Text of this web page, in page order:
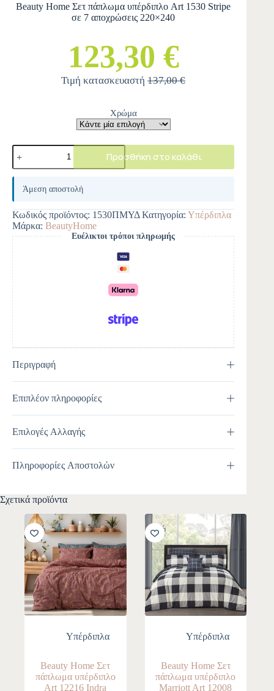
Beauty Home Σετ πάπλωμα υπέρδιπλο Art 1530 Stripe
σε 7 αποχρώσεις 220×240
123,30 €
Τιμή κατασκευαστή137,00 €
Χρώμα
Προσθήκη στο καλάθι
A
e
r
n
a
t
i
v
e
:
Άμεση αποστολή
Κωδικός προϊόντος: 1530ΠΜΥΔ Κατηγορία: Υπέρδιπλα
Μάρκα: BeautyHome
Ευέλικτοι τρόποι πληρωμής
Περιγραφή
Επιπλέον πληροφορίες
Επιλογές Αλλαγής
Πληροφορίες Αποστολών
Σχετικά προϊόντα
-10%
Υπέρδιπλα
Beauty Home Σετ
πάπλωμα υπέρδιπλο
Art 12216 Indra
-10%
Υπέρδιπλα
Beauty Home Σετ
πάπλωμα υπέρδιπλο
Marriott Art 12008